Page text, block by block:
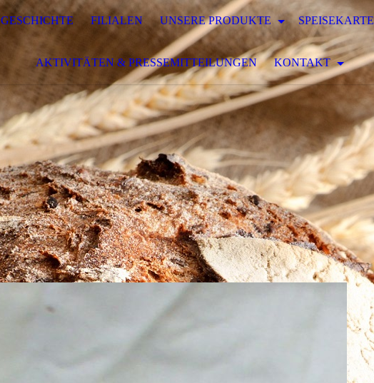
GESCHICHTE FILIALEN UNSERE PRODUKTE SPEISEKARTE
AKTIVITÄTEN & PRESSEMITTEILUNGEN KONTAKT